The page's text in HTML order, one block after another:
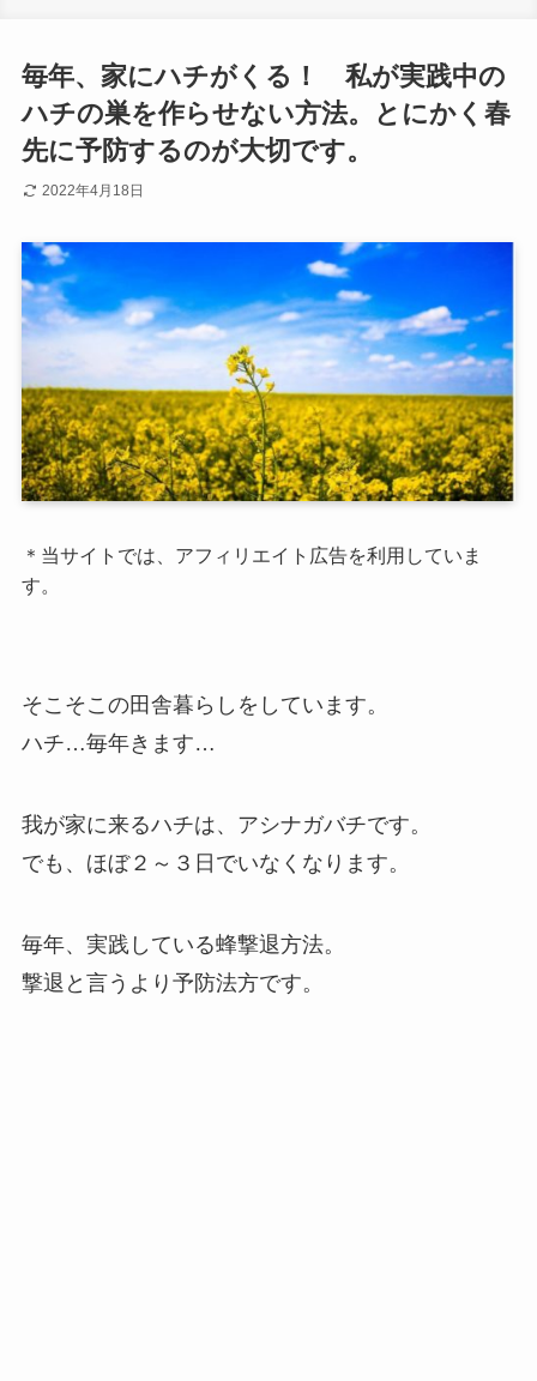
毎年、家にハチがくる！ 私が実践中の
ハチの巣を作らせない方法。とにかく春
先に予防するのが大切です。
2022年4月18日
＊当サイトでは、アフィリエイト広告を利用していま
す。
そこそこの田舎暮らしをしています。
ハチ…毎年きます…
我が家に来るハチは、アシナガバチです。
でも、ほぼ２～３日でいなくなります。
毎年、実践している蜂撃退方法。
撃退と言うより予防法方です。